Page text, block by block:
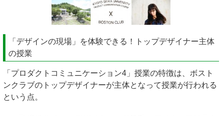
「デザインの現場」を体験できる！トップデザイナー主体
の授業
「プロダクトコミュニケーション4」授業の特徴は、ボスト
ンクラブのトップデザイナーが主体となって授業が行われる
という点。